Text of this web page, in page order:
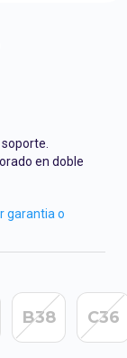
en doble
garantia o
B38 C36